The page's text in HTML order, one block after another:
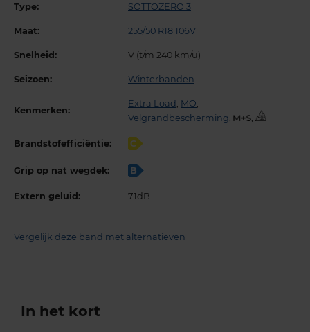
Type: SOTTOZERO 3
Maat: 255/50 R18 106V
Snelheid: V (t/m 240 km/u)
Seizoen: Winterbanden
Kenmerken:
Extra Load , MO,
Velgrandbescherming, ,
Brandstofefficiëntie: C
Grip op nat wegdek: B
Extern geluid: 71dB
Vergelijk deze band met alternatieven
In het kort